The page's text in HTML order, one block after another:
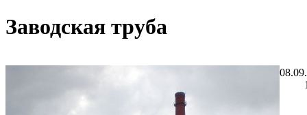
Заводская труба